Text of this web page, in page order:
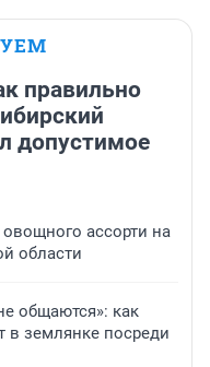
правильно
допустимое
ассорти на
области
общаются»: как
в землянке посреди